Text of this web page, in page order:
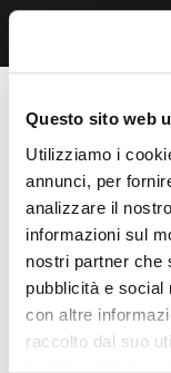
Questo sito web
Utilizziamo i
annunci, per
analizzare il
informazioni sul
nostri partner che
pubblicità e social
con altre
raccolto dal suo